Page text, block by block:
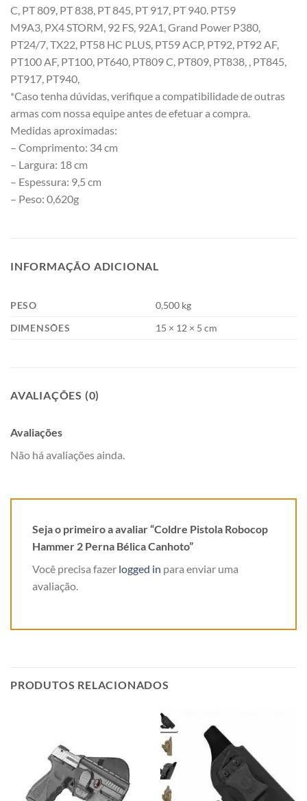
C, PT 809, PT 838, PT 845, PT 917, PT 940. PT59
M9A3, PX4 STORM, 92 FS, 92A1, Grand Power P380,
PT24/7, TX22, PT58 HC PLUS, PT59 ACP, PT92, PT92 AF,
PT100 AF, PT100, PT640, PT809 C, PT809, PT838, , PT845,
PT917, PT940,
*Caso tenha dúvidas, verifique a compatibilidade de outras
armas com nossa equipe antes de efetuar a compra.
Medidas aproximadas:
– Comprimento: 34 cm
– Largura: 18 cm
– Espessura: 9,5 cm
– Peso: 0,620g
INFORMAÇÃO ADICIONAL
PESO
0,500 kg
DIMENSÕES
15 × 12 × 5 cm
AVALIAÇÕES (0)
Avaliações
Não há avaliações ainda.
Seja o primeiro a avaliar “Coldre Pistola Robocop
Hammer 2 Perna Bélica Canhoto”
Você precisa fazer logged in para enviar uma
avaliação.
PRODUTOS RELACIONADOS